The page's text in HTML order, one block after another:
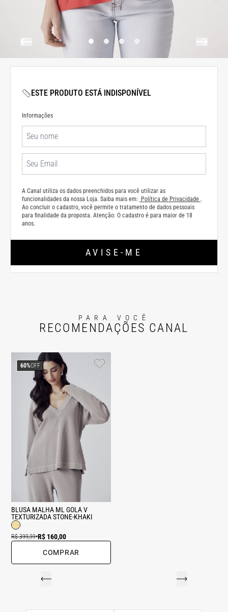
ESTE PRODUTO ESTÁ INDISPONÍVEL
Informações
A Canal utiliza os dados preenchidos para você utilizar as
funcionalidades da nossa Loja. Saiba mais em:
Política de Privacidade .
Ao concluir o cadastro, você permite o tratamento de dados pessoais
para finalidade da proposta. Atenção: O cadastro é para maior de 18
anos.
AVISE-ME
PARA VOCÊ
RECOMENDAÇÕES CANAL
BLUSA MALHA ML GOLA V
TEXTURIZADA STONE-KHAKI
R$ 399,99•R$ 160,00
60%OFF
COMPRAR